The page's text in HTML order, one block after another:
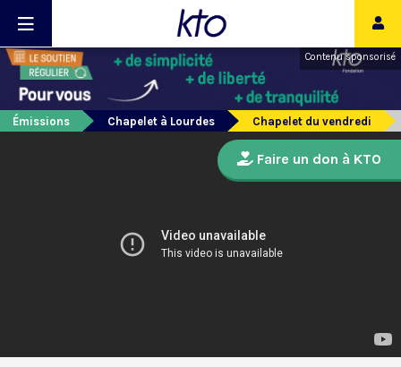
Contenu sponsorisé
Émissions Chapelet à Lourdes Chapelet du vendredi
Faire un don à KTO